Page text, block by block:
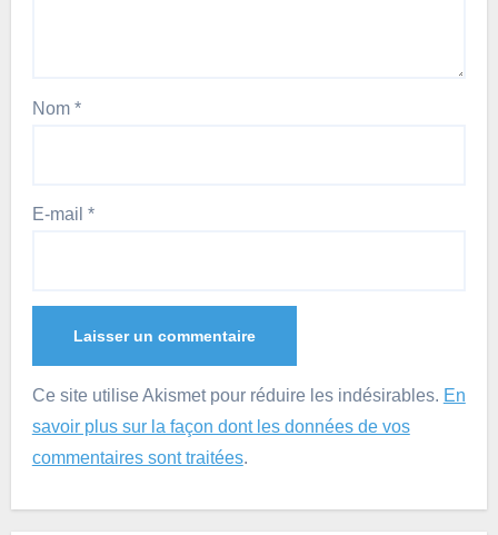
Nom *
E-mail *
Ce site utilise Akismet pour réduire les indésirables. En
savoir plus sur la façon dont les données de vos
commentaires sont traitées.